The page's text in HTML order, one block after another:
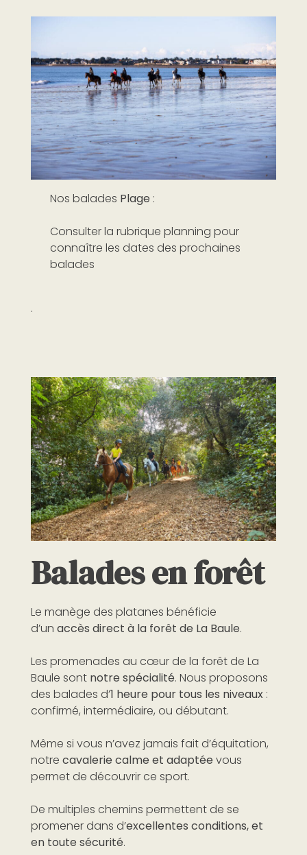
Nos balades Plage :
Consulter la rubrique planning pour
connaître les dates des prochaines
balades
.
Balades en forêt
Le manège des platanes bénéficie
d’un accès direct à la forêt de La Baule.
Les promenades au cœur de la forêt de La
Baule sont notre spécialité. Nous proposons
des balades d’1 heure pour tous les niveaux:
confirmé, intermédiaire, ou débutant.
Même si vous n’avez jamais fait d’équitation,
notre cavalerie calme et adaptée vous
permet de découvrir ce sport.
De multiples chemins permettent de se
promener dans d’excellentes conditions, et
en toute sécurité.